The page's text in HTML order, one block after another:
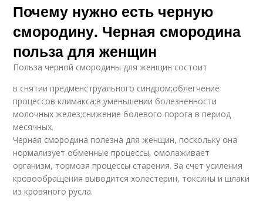
Почему нужно есть черную
смородину. Черная смородина
польза для женщин
Польза черной смородины для женщин состоит
в снятии предменструального синдром;облегчение
процессов климакса;в уменьшении болезненности
молочных желез;снижение болевого порога в период
месячных.
Черная смородина полезна для женщин, поскольку она
нормализует обменные процессы, омолаживает
организм, тормозя процессы старения. За счет усиления
кровообращения выводится холестерин, токсины и шлаки
из кровяного русла.